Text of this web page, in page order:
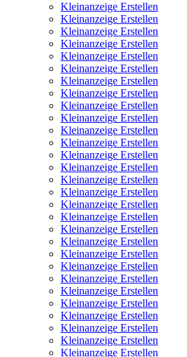
Kleinanzeige Erstellen
Kleinanzeige Erstellen
Kleinanzeige Erstellen
Kleinanzeige Erstellen
Kleinanzeige Erstellen
Kleinanzeige Erstellen
Kleinanzeige Erstellen
Kleinanzeige Erstellen
Kleinanzeige Erstellen
Kleinanzeige Erstellen
Kleinanzeige Erstellen
Kleinanzeige Erstellen
Kleinanzeige Erstellen
Kleinanzeige Erstellen
Kleinanzeige Erstellen
Kleinanzeige Erstellen
Kleinanzeige Erstellen
Kleinanzeige Erstellen
Kleinanzeige Erstellen
Kleinanzeige Erstellen
Kleinanzeige Erstellen
Kleinanzeige Erstellen
Kleinanzeige Erstellen
Kleinanzeige Erstellen
Kleinanzeige Erstellen
Kleinanzeige Erstellen
Kleinanzeige Erstellen
Kleinanzeige Erstellen
Kleinanzeige Erstellen